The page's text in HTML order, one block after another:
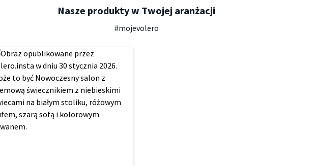
Nasze produkty w Twojej aranżacji
#mojevolero